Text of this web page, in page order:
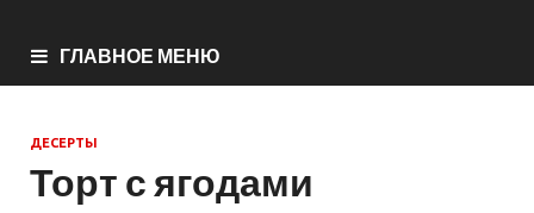
ГЛАВНОЕ МЕНЮ
ДЕСЕРТЫ
Торт с ягодами